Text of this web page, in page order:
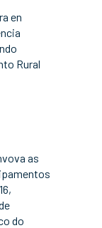
en
Rural
as
do